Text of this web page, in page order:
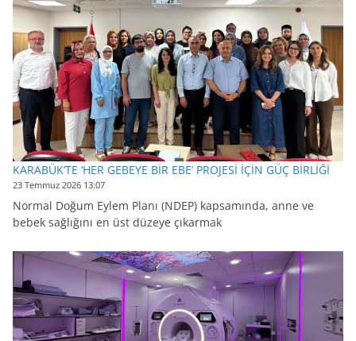
KARABÜK’TE ‘HER GEBEYE BİR EBE’ PROJESİ İÇİN GÜÇ BİRLİĞİ
23 Temmuz 2026 13:07
Normal Doğum Eylem Planı (NDEP) kapsamında, anne ve
bebek sağlığını en üst düzeye çıkarmak